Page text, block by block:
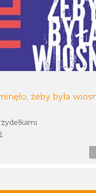
żeby była